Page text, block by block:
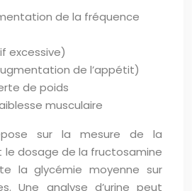
de la fréquence
excessive)
de l’appétit)
de poids
musculaire
sur la mesure de la
le dosage de la fructosamine
la glycémie moyenne sur
Une analyse d’urine peut